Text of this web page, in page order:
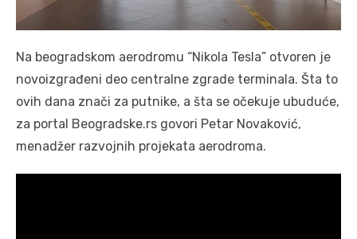
Na beogradskom aerodromu “Nikola Tesla” otvoren je
novoizgrađeni deo centralne zgrade terminala. Šta to
ovih dana znači za putnike, a šta se očekuje ubuduće,
za portal Beogradske.rs govori Petar Novaković,
menadžer razvojnih projekata aerodroma.